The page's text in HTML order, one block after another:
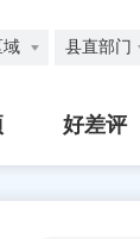
域 县直部门
好差评